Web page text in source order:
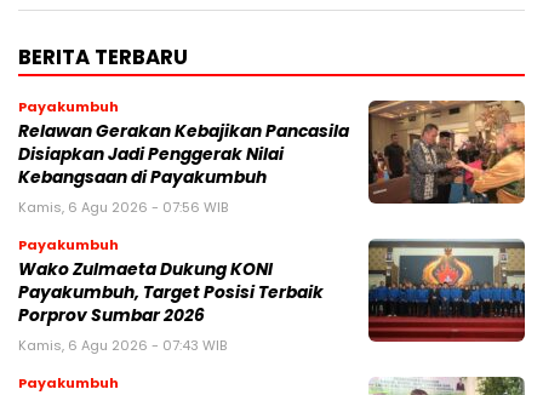
BERITA TERBARU
Payakumbuh
Relawan Gerakan Kebajikan Pancasila
Disiapkan Jadi Penggerak Nilai
Kebangsaan di Payakumbuh
Kamis, 6 Agu 2026 - 07:56 WIB
Payakumbuh
Wako Zulmaeta Dukung KONI
Payakumbuh, Target Posisi Terbaik
Porprov Sumbar 2026
Kamis, 6 Agu 2026 - 07:43 WIB
Payakumbuh